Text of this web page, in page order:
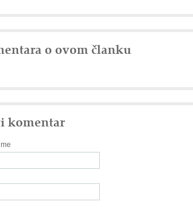
o ovom članku
komentar